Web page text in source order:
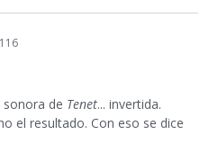
sonora de Tenet... invertida.
el resultado. Con eso se dice